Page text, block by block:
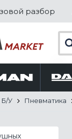
разбор
У Пневматика